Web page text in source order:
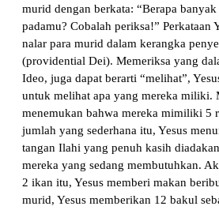
murid dengan berkata: “Berapa
padamu? Cobalah periksa!” Perkataan
nalar para murid dalam kerangka
(providential Dei). Memeriksa yang
Ideo, juga dapat berarti “melihat”,
untuk melihat apa yang mereka miliki.
menemukan bahwa mereka mimiliki 5
jumlah yang sederhana itu, Yesus
tangan Ilahi yang penuh kasih
mereka yang sedang membutuhkan.
2 ikan itu, Yesus memberi makan
murid, Yesus memberikan 12 bakul